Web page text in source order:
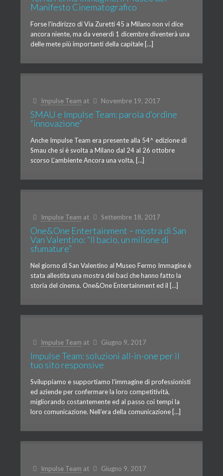
Manifesto Cinematografico
Forse l’indirizzo di Via Zuretti 45 a Milano non vi dice
ancora niente, ma da venerdì 1 dicembre diventerà una
delle mete più importanti della capitale […]
Impulse Team at Novembre 19, 2017
SMAU e Impulse Team: parola d’ordine
“innovazione”
Anche Impulse Team era presente alla 54^ edizione di
Smau che si è svolta a Milano dal 24 al 26 ottobre
scorso L’ambiente Ancora una volta, […]
Impulse Team at Settembre 18, 2017
One&One Entertainment – mostra di San
Van Valentino: “Il bacio, un milione di
sfumature”
Nel giorno di San Valentino al Museo Fermo Immagine è
stata allestita una mostra dei baci che hanno fatto la
storia del cinema. One&One Entertainment ed il […]
Impulse Team at Giugno 9, 2017
Impulse Team: soluzioni all-in-one per il
tuo sito responsive
Sviluppiamo e supportiamo l’immagine di professionisti
ed aziende per confermare la loro competitività,
migliorando costantemente ed al passo coi tempi la
loro comunicazione. Nell’era della comunicazione […]
Impulse Team at Giugno 9, 2017